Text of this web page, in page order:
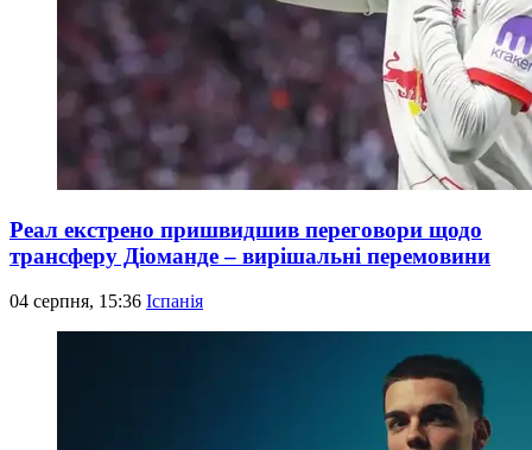
Реал екстрено пришвидшив переговори щодо
трансферу Діоманде – вирішальні перемовини
04 серпня, 15:36 Іспанія